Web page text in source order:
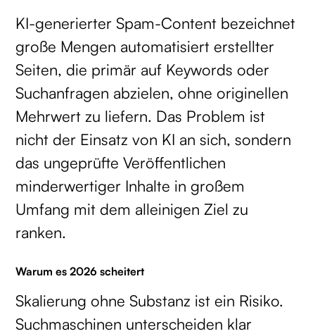
KI-generierter Spam-Content bezeichnet
große Mengen automatisiert erstellter
Seiten, die primär auf Keywords oder
Suchanfragen abzielen, ohne originellen
Mehrwert zu liefern. Das Problem ist
nicht der Einsatz von KI an sich, sondern
das ungeprüfte Veröffentlichen
minderwertiger Inhalte in großem
Umfang mit dem alleinigen Ziel zu
ranken.
Warum es 2026 scheitert
Skalierung ohne Substanz ist ein Risiko.
Suchmaschinen unterscheiden klar